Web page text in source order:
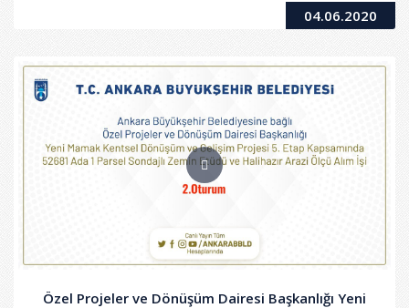
04.06.2020
Özel Projeler ve Dönüşüm Dairesi Başkanlığı Yeni